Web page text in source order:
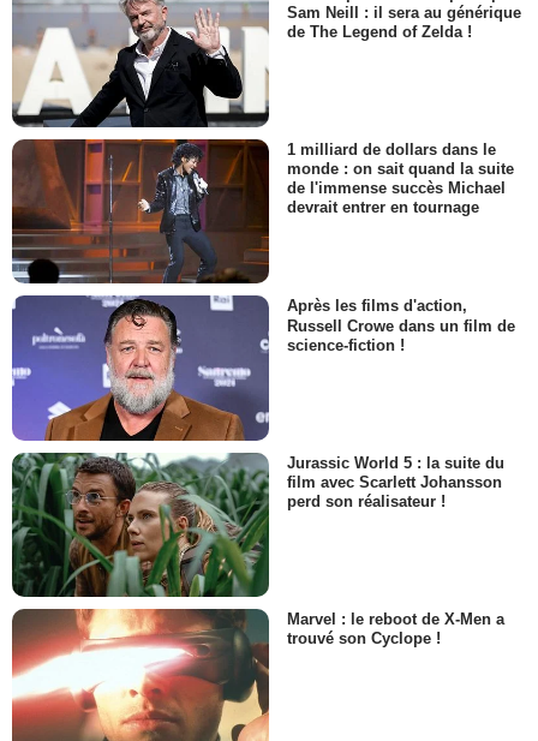
Sam Neill : il sera au générique
de The Legend of Zelda !
1 milliard de dollars dans le
monde : on sait quand la suite
de l'immense succès Michael
devrait entrer en tournage
Après les films d'action,
Russell Crowe dans un film de
science-fiction !
Jurassic World 5 : la suite du
film avec Scarlett Johansson
perd son réalisateur !
Marvel : le reboot de X-Men a
trouvé son Cyclope !